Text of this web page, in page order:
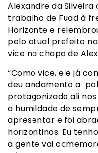
Alexandre da
trabalho de Fuad à
Horizonte e
pelo atual prefeito
vice na chapa de
“Como vice, ele já
deu andamento a
protagonizado ali
a humildade de
apresentar e foi
horizontinos. Eu
a gente vai